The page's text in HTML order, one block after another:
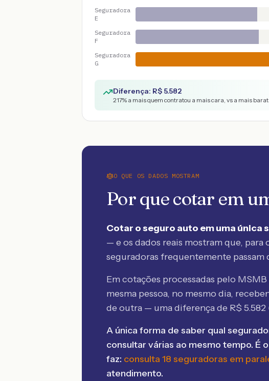
Seguradora
E
Seguradora
F
Seguradora
G
Diferença: R$5.582
217% a mais quem contratou a mais cara, vs a mais
O QUE OS DADOS MOSTRAM
Por que cotar em
Cotar o seguro auto em uma
— e os dados reais mostram que,
seguradoras frequentemente passam
Em cotações processadas pelo MSMB
mesma pessoa, no mesmo dia,
de outra — uma diferença de R$ 5.582
A única forma de saber qual
consultar várias ao mesmo tempo. É
faz: consulta 18 seguradoras em
atendimento.